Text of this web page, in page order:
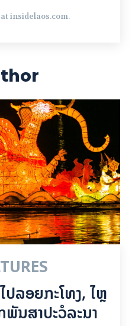
insidelaos.com.
ປລອຍ​ກະ​ໂທງ, ໄຫຼ​
ນ​ສາ​ປະ​ວໍ​ລະ​ນາ